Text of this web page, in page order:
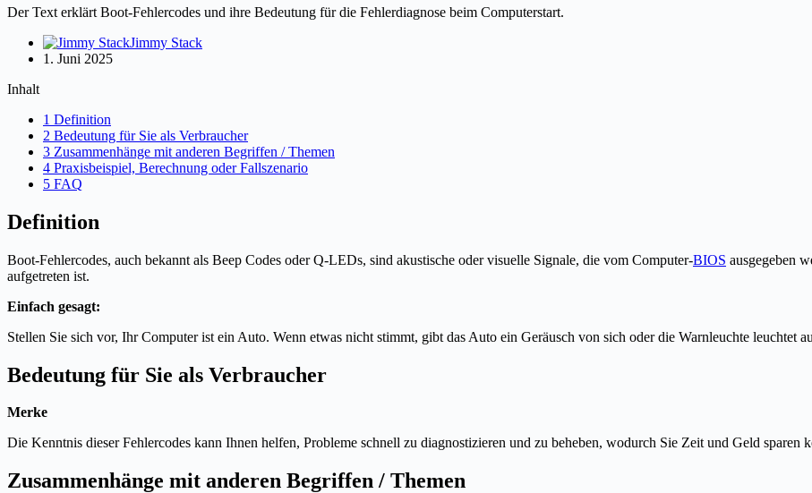
Der Text erklärt Boot-Fehlercodes und ihre Bedeutung für die Fehlerdiagnose beim Computerstart.
Jimmy Stack
1. Juni 2025
Inhalt
1 Definition
2 Bedeutung für Sie als Verbraucher
3 Zusammenhänge mit anderen Begriffen / Themen
4 Praxisbeispiel, Berechnung oder Fallszenario
5 FAQ
Definition
Boot-Fehlercodes, auch bekannt als Beep Codes oder Q-LEDs, sind akustische oder visuelle Signale, die vom Computer-BIOS ausgegeben
aufgetreten ist.
Einfach gesagt:
Stellen Sie sich vor, Ihr Computer ist ein Auto. Wenn etwas nicht stimmt, gibt das Auto ein Geräusch von sich oder die Warnleuchte leuchtet
Bedeutung für Sie als Verbraucher
Merke
Die Kenntnis dieser Fehlercodes kann Ihnen helfen, Probleme schnell zu diagnostizieren und zu beheben, wodurch Sie Zeit und Geld sparen
Zusammenhänge mit anderen Begriffen / Themen